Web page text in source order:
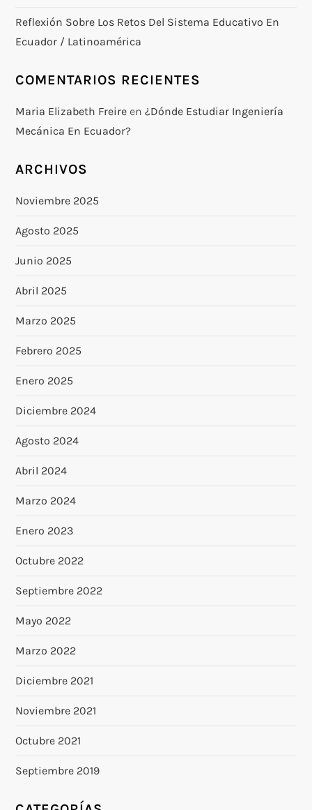
Reflexión Sobre Los Retos Del Sistema Educativo En
Ecuador / Latinoamérica
COMENTARIOS RECIENTES
Maria Elizabeth Freire en¿Dónde Estudiar Ingeniería
Mecánica En Ecuador?
ARCHIVOS
Noviembre 2025
Agosto 2025
Junio 2025
Abril 2025
Marzo 2025
Febrero 2025
Enero 2025
Diciembre 2024
Agosto 2024
Abril 2024
Marzo 2024
Enero 2023
Octubre 2022
Septiembre 2022
Mayo 2022
Marzo 2022
Diciembre 2021
Noviembre 2021
Octubre 2021
Septiembre 2019